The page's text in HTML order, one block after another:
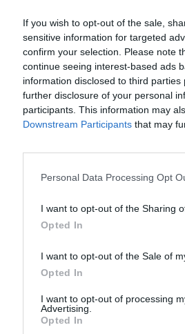
If you wish to opt-out of the sale,
sensitive information for targeted
confirm your selection. Please note
continue seeing interest-based ads
information disclosed to third
further disclosure of your personal
participants. This information may
Downstream Participants that may
Personal Data Processing Opt
I want to opt-out of the Sharing
Opted In
I want to opt-out of the Sale of
Opted In
I want to opt-out of processing
Advertising.
Opted In
Dicembre 2011
Coppia età media
inferiore ai 35 anni
Ritornerebbe
Stephanie
Novembre 2011
Ritornerebbe
Novembre 2011
amici/colleghi
Settembre 2011
Coppia età media
inferiore ai 35 anni